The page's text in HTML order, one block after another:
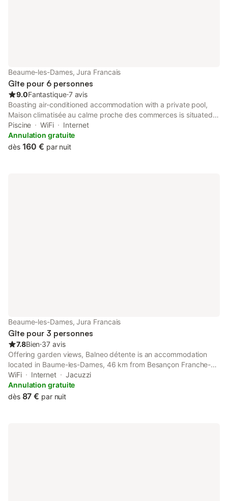
Beaume-les-Dames, Jura Francais
Gîte pour 6 personnes
9.0Fantastique⋅7 avis
Boasting air-conditioned accommodation with a private pool,
Maison climatisée au calme proche des commerces is situated
in Baume-les-Dames. This property offers access to a balcony,
free private parking and free WiFi.
Piscine WiFi
Internet
Annulation gratuite
dès 160 € par nuit
Beaume-les-Dames, Jura Francais
Gîte pour 3 personnes
7.8Bien⋅37 avis
Offering garden views, Balneo détente is an accommodation
located in Baume-les-Dames, 46 km from Besançon Franche-
Comté TGV train station and 48 km from Micropolis.
WiFi Internet
Jacuzzi
Annulation gratuite
dès 87 € par nuit